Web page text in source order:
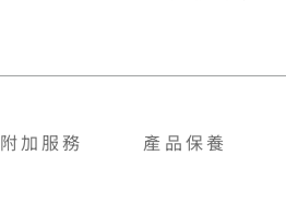
附加服務 產品保養